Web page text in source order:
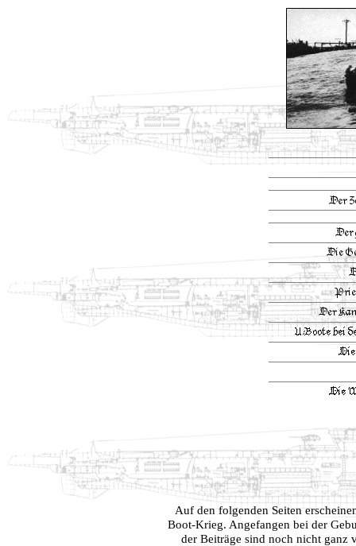
Auf den folgenden Seiten
Boot-Krieg. Angefangen bei der
der Beiträge sind noch nicht ganz